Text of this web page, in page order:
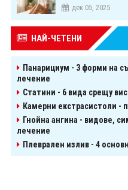
дек 05, 2025
НАЙ-ЧЕТЕНИ
Панарициум - 3 форми на
лечение
Статини - 6 вида срещу
Камерни екстрасистоли -
Гнойна ангина - видове,
лечение
Плеврален излив - 4